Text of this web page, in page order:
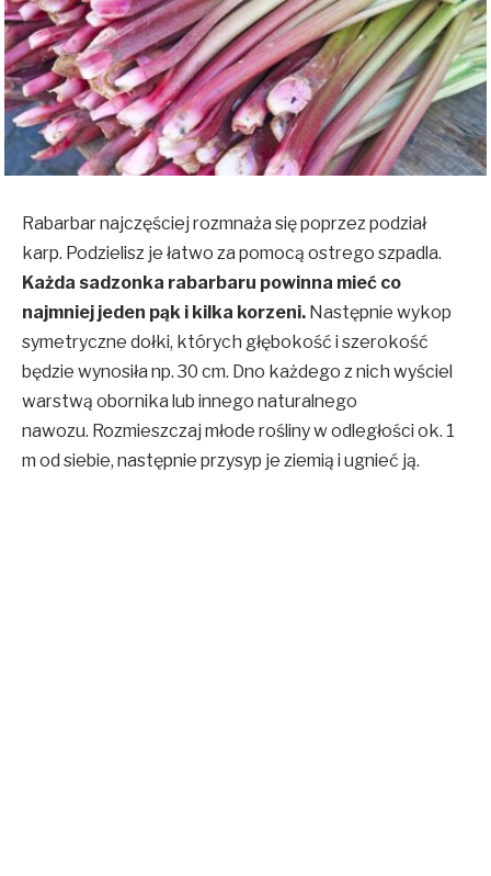
Rabarbar najczęściej rozmnaża się poprzez podział
karp. Podzielisz je łatwo za pomocą ostrego szpadla.
Każda sadzonka rabarbaru powinna mieć co
najmniej jeden pąk i kilka korzeni. Następnie wykop
symetryczne dołki, których głębokość i szerokość
będzie wynosiła np. 30 cm. Dno każdego z nich wyściel
warstwą obornika lub innego naturalnego
nawozu. Rozmieszczaj młode rośliny w odległości ok. 1
m od siebie, następnie przysyp je ziemią i ugnieć ją.